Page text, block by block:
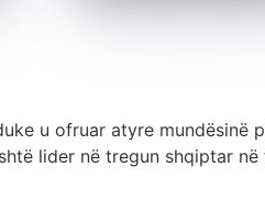
u ofruar atyre
lider në tregun shqiptar